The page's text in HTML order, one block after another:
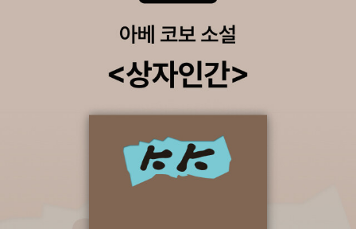
비비엔 신부의 친구이자 유골상인인 이냐시오 다 톨레도는 유배 생활
을 마치고 '성스러운 땅'으로 돌아온다.귀환 도중 그는 어느 부유한 귀
족 가문으로부터 '우테르 벤토룸'이라는 제목의 희귀도서를 찾아달라
어 그들이 가진 지혜를 사용할 수 있게 된다. 이냐시오는 키우자의 산
미켈레 수도원에 보관되어 있는 것으로 알려진 책을 찾아 일생일대의
모험을 떠난다. 3부작의 시리즈물, 유골상인 이냐시오 시리즈인건